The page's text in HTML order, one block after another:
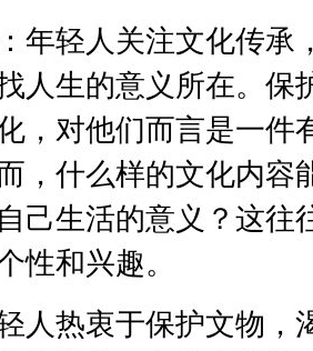
轻人关注文化传承
人生的意义所在。保
，对他们而言是一件
，什么样的文化内容
己生活的意义？这往
性和兴趣。
热衷于保护文物，